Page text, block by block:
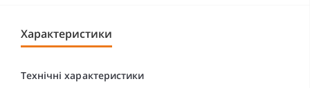
Характеристики
Технічні характеристики